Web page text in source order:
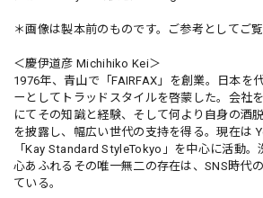
＊画像は製本前のものです。ご参考としてご覧
＜慶伊道彦 Michihiko Kei＞
1976年、青山で「FAIRFAX」を創業。日本を
ーとしてトラッドスタイルを啓蒙した。会社
にてその知識と経験、そして何より自身の酒
を披露し、幅広い世代の支持を得る。現在は
「Kay Standard StyleTokyo」を中心に活動
心あふれるその唯一無二の存在は、SNS時代
ている。